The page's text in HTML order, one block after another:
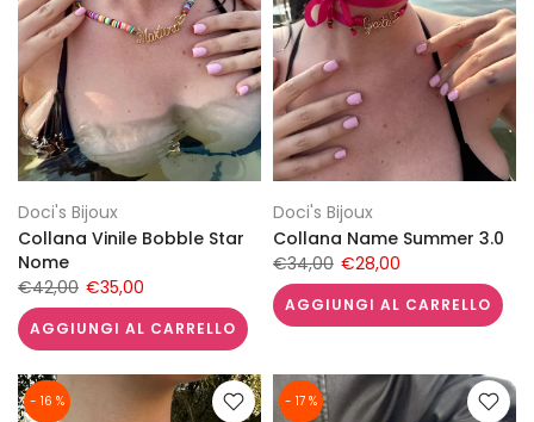
Doci's Bijoux
Collana Vinile Bobble Star
Nome
€42,00 €35,00
AGGIUNGI AL CARRELLO
Doci's Bijoux
Collana Name Summer 3.0
€34,00 €28,00
AGGIUNGI AL CARRELLO
- 16 % - 17 %